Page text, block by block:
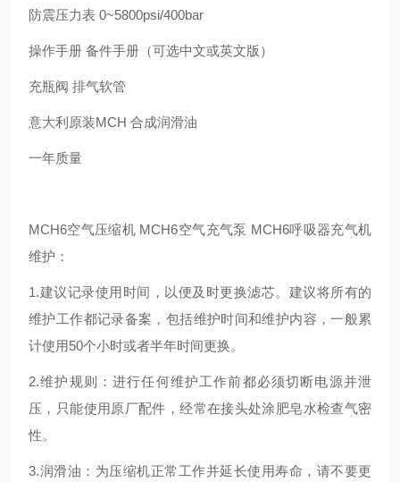
防震压力表 0~5800psi/400bar
操作手册 备件手册（可选中文或英文版）
充瓶阀 排气软管
意大利原装MCH 合成润滑油
一年质量
MCH6空气压缩机 MCH6空气充气泵 MCH6呼吸器充气机
维护：
1.建议记录使用时间，以便及时更换滤芯。建议将所有的
维护工作都记录备案，包括维护时间和维护内容，一般累
计使用50个小时或者半年时间更换。
2.维护规则：进行任何维护工作前都必须切断电源并泄
压，只能使用原厂配件，经常在接头处涂肥皂水检查气密
性。
3.润滑油：为压缩机正常工作并延长使用寿命，请不要更